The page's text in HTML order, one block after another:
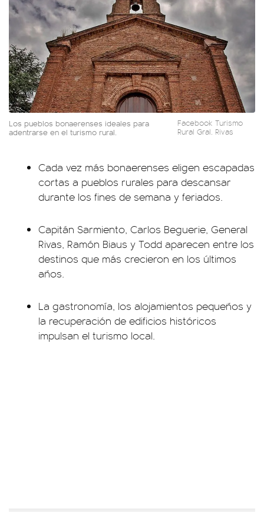
Los pueblos bonaerenses ideales para
adentrarse en el turismo rural.
Facebook Turismo
Rural Gral. Rivas
Cada vez más bonaerenses eligen escapadas
cortas a pueblos rurales para descansar
durante los fines de semana y feriados.
Capitán Sarmiento, Carlos Beguerie, General
Rivas, Ramón Biaus y Todd aparecen entre los
destinos que más crecieron en los últimos
años.
La gastronomía, los alojamientos pequeños y
la recuperación de edificios históricos
impulsan el turismo local.